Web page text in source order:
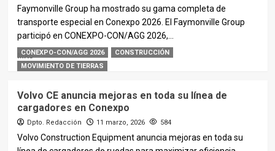
Faymonville Group ha mostrado su gama completa de
transporte especial en Conexpo 2026. El Faymonville Group
participó en CONEXPO-CON/AGG 2026,...
MÁS
CONEXPO-CON/AGG 2026
CONSTRUCCIÓN
MOVIMIENTO DE TIERRAS
Volvo CE anuncia mejoras en toda su línea de
cargadores en Conexpo
Dpto. Redacción 11 marzo, 2026 584
Volvo Construction Equipment anuncia mejoras en toda su